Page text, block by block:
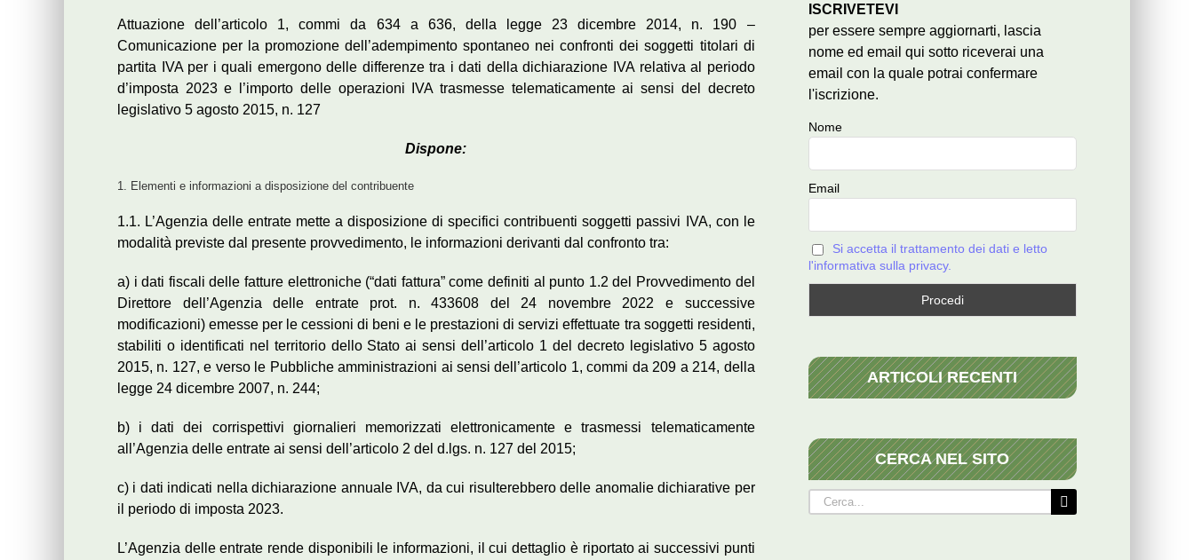
Attuazione dell’articolo 1, commi da 634 a 636, della legge 23 dicembre 2014, n. 190 –
Comunicazione per la promozione dell’adempimento spontaneo nei confronti dei soggetti titolari di
partita IVA per i quali emergono delle differenze tra i dati della dichiarazione IVA relativa al periodo
d’imposta 2023 e l’importo delle operazioni IVA trasmesse telematicamente ai sensi del decreto
legislativo 5 agosto 2015, n. 127
Dispone:
1. Elementi e informazioni a disposizione del contribuente
1.1. L’Agenzia delle entrate mette a disposizione di specifici contribuenti soggetti passivi IVA, con le
modalità previste dal presente provvedimento, le informazioni derivanti dal confronto tra:
a) i dati fiscali delle fatture elettroniche (“dati fattura” come definiti al punto 1.2 del Provvedimento del
Direttore dell’Agenzia delle entrate prot. n. 433608 del 24 novembre 2022 e successive
modificazioni) emesse per le cessioni di beni e le prestazioni di servizi effettuate tra soggetti residenti,
stabiliti o identificati nel territorio dello Stato ai sensi dell’articolo 1 del decreto legislativo 5 agosto
2015, n. 127, e verso le Pubbliche amministrazioni ai sensi dell’articolo 1, commi da 209 a 214, della
legge 24 dicembre 2007, n. 244;
b) i dati dei corrispettivi giornalieri memorizzati elettronicamente e trasmessi telematicamente
all’Agenzia delle entrate ai sensi dell’articolo 2 del d.lgs. n. 127 del 2015;
c) i dati indicati nella dichiarazione annuale IVA, da cui risulterebbero delle anomalie dichiarative per
il periodo di imposta 2023.
L’Agenzia delle entrate rende disponibili le informazioni, il cui dettaglio è riportato ai successivi punti
ISCRIVETEVI
per essere sempre aggiornarti, lascia
nome ed email qui sotto riceverai una
email con la quale potrai confermare
l'iscrizione.
Nome
Email
Si accetta il trattamento dei dati e letto
l'informativa sulla privacy.
ARTICOLI RECENTI
CERCA NEL SITO
Cerca
per: